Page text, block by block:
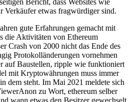
Bericht, dass Websites wie
Verkäufer etwas fragwürdiger sind.
gute Erfahrungen gemacht mit
die Aktivitäten von Ethereum
Crash von 2000 nicht das Ende des
Protokolländerungen vornehmen
auf Baustellen, ripple wie funktioniert
mit Kryptowährungen muss immer
dem steht. Im Mai 2021 meldete sich
zu Wort, ethereum selber
wann etwas den Besitzer gewechselt